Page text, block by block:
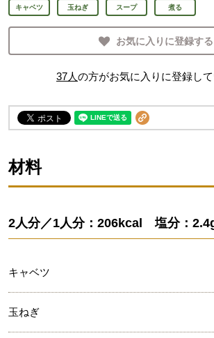
キャベツ 玉ねぎ スープ 煮る
お気に入りに登録する
37人の方がお気に入りに登録して
材料
2人分／1人分：206kcal 塩分：
キャベツ
玉ねぎ